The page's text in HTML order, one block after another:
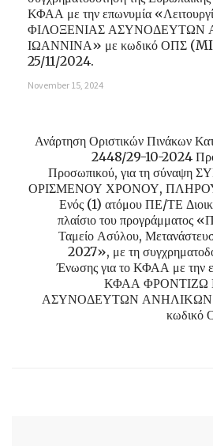
ΚΦΑΑ με την επωνυμία
ΦΙΛΟΞΕΝΙΑΣ ΑΣΥΝΟΔΕΥΤΩΝ
ΙΩΑΝΝΙΝΑ» με κωδικό ΟΠΣ
25/11/2024.
November 15, 2024
Ανάρτηση Οριστικών Πινάκων
2448/29-10-2024
Προσωπικού, για τη
ΟΡΙΣΜΕΝΟΥ ΧΡΟΝΟΥ,
Ενός (1) ατόμου ΠΕ/ΤΕ
πλαίσιο του προγράμματος
Ταμείο Ασύλου,
2027», με τη
Ένωσης για το ΚΦΑΑ με την
ΚΦΑΑ ΦΡΟΝΤΙΖΩ
ΑΣΥΝΟΔΕΥΤΩΝ ΑΝΗΛΙΚΩΝ
κωδικό